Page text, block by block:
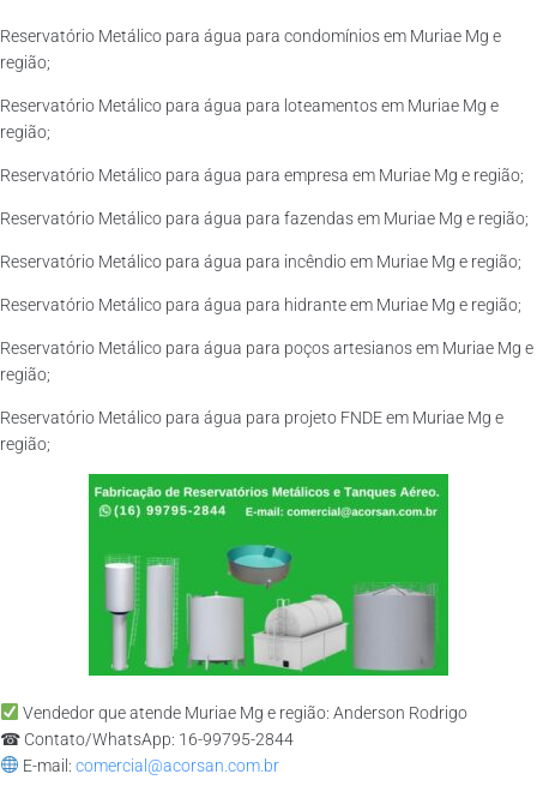
Reservatório Metálico para água para condomínios em Muriae Mg e
região;
Reservatório Metálico para água para loteamentos em Muriae Mg e
região;
Reservatório Metálico para água para empresa em Muriae Mg e região;
Reservatório Metálico para água para fazendas em Muriae Mg e região;
Reservatório Metálico para água para incêndio em Muriae Mg e região;
Reservatório Metálico para água para hidrante em Muriae Mg e região;
Reservatório Metálico para água para poços artesianos em Muriae Mg e
região;
Reservatório Metálico para água para projeto FNDE em Muriae Mg e
região;
Vendedor que atende Muriae Mg e região: Anderson Rodrigo
☎ Contato/WhatsApp: 16-99795-2844
E-mail: comercial@acorsan.com.br